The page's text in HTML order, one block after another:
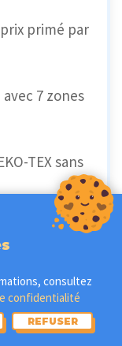
primé par
7 zones
TEX sans
grâce à
:
consultez
confidentialité
REFUSER